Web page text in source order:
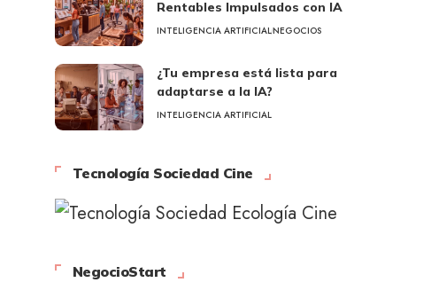
Rentables Impulsados con IA
INTELIGENCIA ARTIFICIALNEGOCIOS
¿Tu empresa está lista para
adaptarse a la IA?
INTELIGENCIA ARTIFICIAL
Tecnología Sociedad Cine
NegocioStart